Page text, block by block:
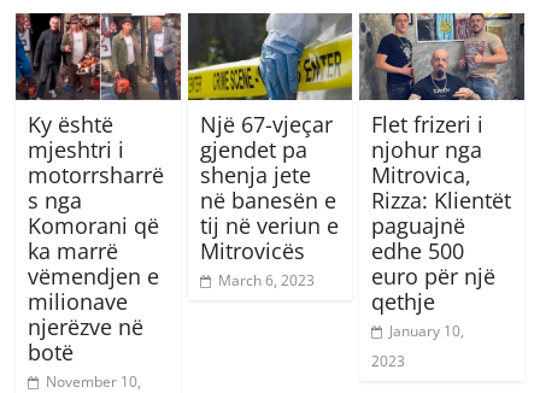
Ky është
mjeshtri i
motorrsharrë
s nga
Komorani që
ka marrë
vëmendjen e
milionave
njerëzve në
botë
November 10,
Një 67-vjeçar
gjendet pa
shenja jete
në banesën e
tij në veriun e
Mitrovicës
March 6, 2023
Flet frizeri i
njohur nga
Mitrovica,
Rizza: Klientët
paguajnë
edhe 500
euro për një
qethje
January 10,
2023